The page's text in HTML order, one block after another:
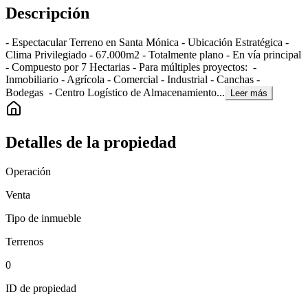
Descripción
- Espectacular Terreno en Santa Mónica - Ubicación Estratégica -
Clima Privilegiado - 67.000m2 - Totalmente plano - En vía principal
- Compuesto por 7 Hectarias - Para múltiples proyectos: -
Inmobiliario - Agrícola - Comercial - Industrial - Canchas -
Bodegas - Centro Logístico de Almacenamiento...
Leer más
Detalles de la propiedad
Operación
Venta
Tipo de inmueble
Terrenos
0
ID de propiedad